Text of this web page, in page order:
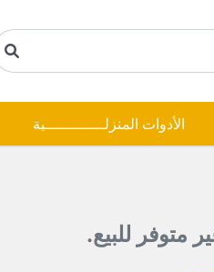
الأدوات المنزلـــــــــــــية
متوفر للبيع.